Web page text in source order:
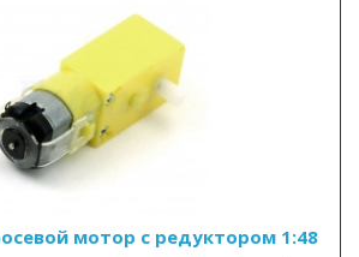
мотор с редуктором 1:48